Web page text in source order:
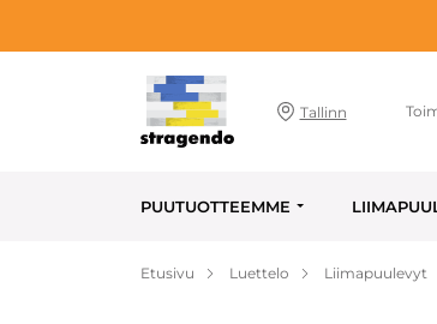
Tallinn
PUUTUOTTEEMME
Etusivu Luettelo Liimapuulevyt